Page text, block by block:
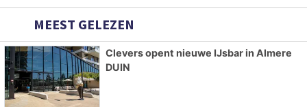
MEEST GELEZEN
Clevers opent nieuwe IJsbar in Almere
DUIN